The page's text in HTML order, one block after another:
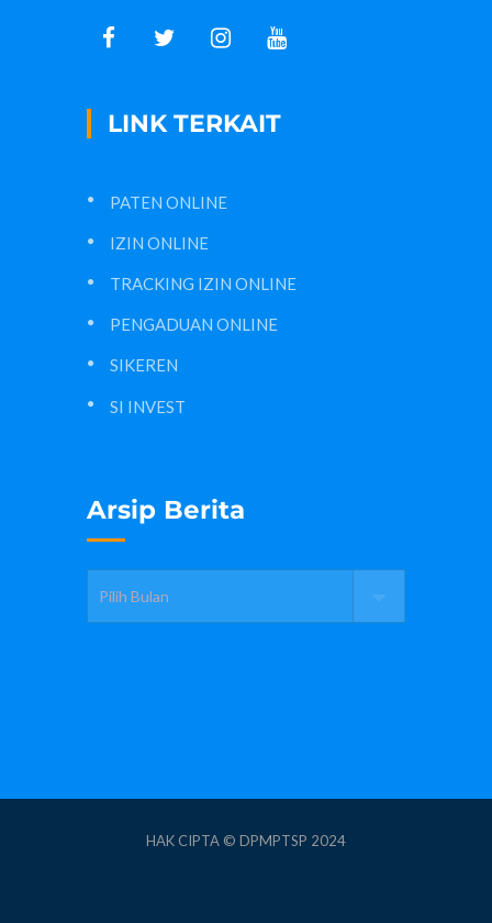
LINK TERKAIT
PATEN ONLINE
IZIN ONLINE
TRACKING IZIN ONLINE
PENGADUAN ONLINE
SIKEREN
SI INVEST
Arsip Berita
HAK CIPTA © DPMPTSP 2024